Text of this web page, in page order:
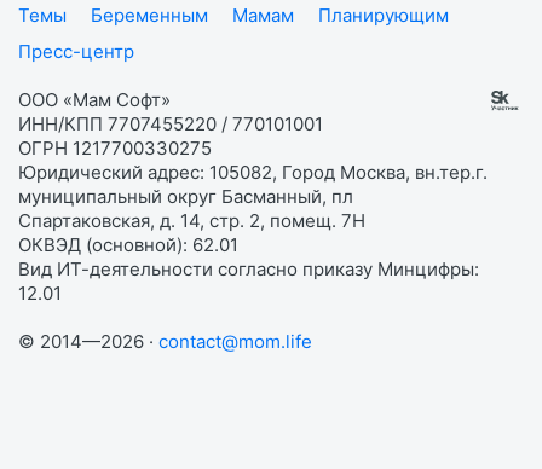
Темы
Беременным Мамам
Планирующим
Пресс-центр
ООО «Мам Софт»
ИНН/КПП 7707455220 / 770101001
ОГРН 1217700330275
Юридический адрес: 105082, Город Москва, вн.тер.г.
муниципальный округ Басманный, пл
Спартаковская, д. 14, стр. 2, помещ. 7Н
ОКВЭД (основной): 62.01
Вид ИТ-деятельности согласно приказу Минцифры:
12.01
© 2014—2026 · contact@mom.life